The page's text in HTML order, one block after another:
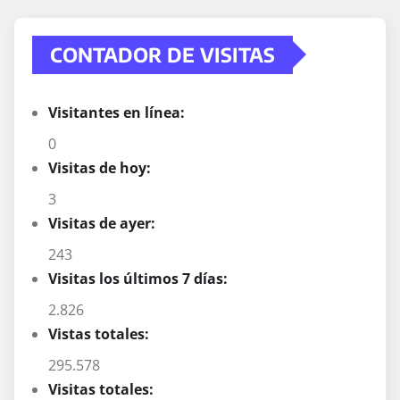
CONTADOR DE VISITAS
Visitantes en línea:
0
Visitas de hoy:
3
Visitas de ayer:
243
Visitas los últimos 7 días:
2.826
Vistas totales:
295.578
Visitas totales: